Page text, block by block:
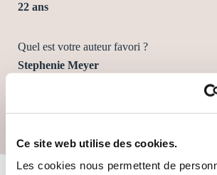
Ce site web utilise des cookies.
Les cookies nous permettent de
22 ans
Quel est votre auteur favori ?
Stephenie Meyer